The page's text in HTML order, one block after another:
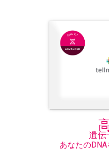
遺伝
あなたの